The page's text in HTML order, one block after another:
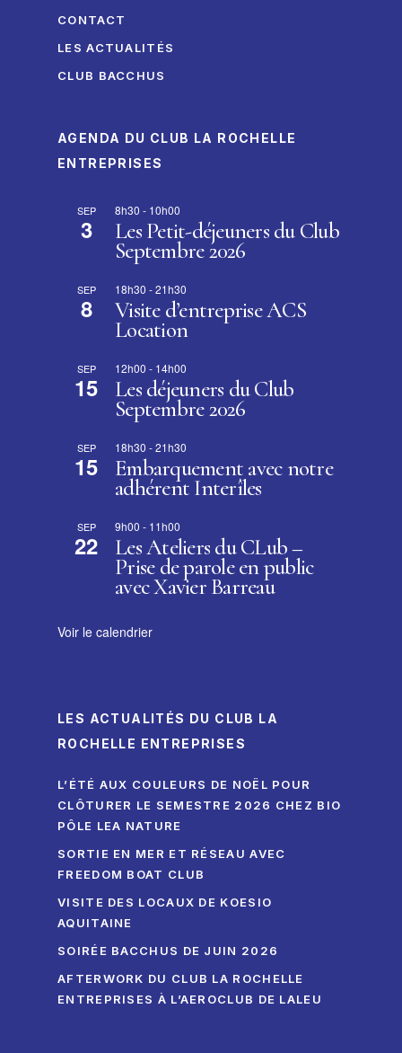
CONTACT
LES ACTUALITÉS
CLUB BACCHUS
AGENDA DU CLUB LA ROCHELLE
ENTREPRISES
SEP
3
8h30 - 10h00
Les Petit-déjeuners du Club
Septembre 2026
SEP
8
18h30 -21h30
Visite d’entreprise ACS
Location
SEP
15
12h00 - 14h00
Les déjeuners du Club
Septembre 2026
SEP
15
18h30 -21h30
Embarquement avec notre
adhérent Interîles
SEP
22
9h00 - 11h00
Les Ateliers du CLub –
Prise de parole en public
avec Xavier Barreau
Voir le calendrier
LES ACTUALITÉS DU CLUB LA
ROCHELLE ENTREPRISES
L’ÉTÉ AUX COULEURS DE NOËL POUR
CLÔTURER LE SEMESTRE 2026 CHEZ BIO
PÔLE LEA NATURE
SORTIE EN MER ET RÉSEAU AVEC
FREEDOM BOAT CLUB
VISITE DES LOCAUX DE KOESIO
AQUITAINE
SOIRÉE BACCHUS DE JUIN 2026
AFTERWORK DU CLUB LA ROCHELLE
ENTREPRISES À L’AEROCLUB DE LALEU